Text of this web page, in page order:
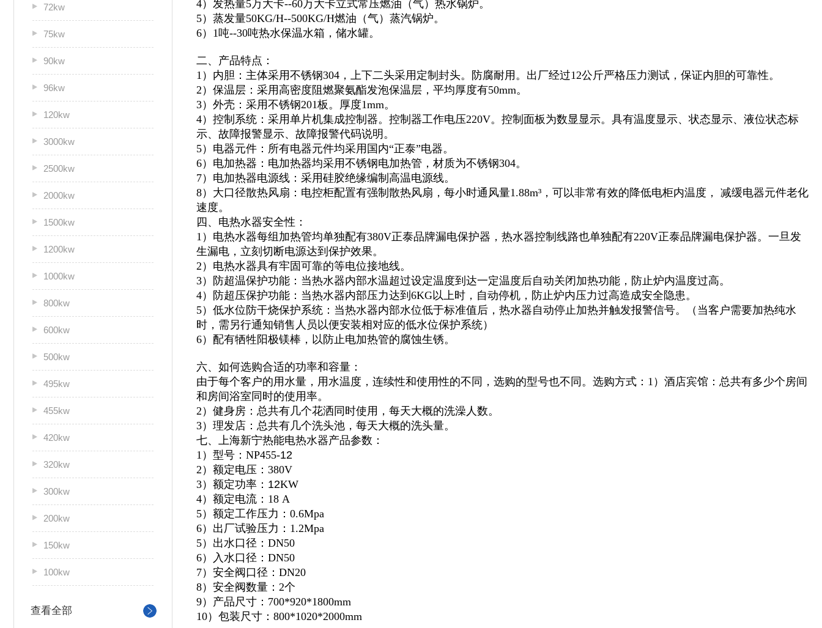
72kw
75kw
90kw
96kw
120kw
3000kw
2500kw
2000kw
1500kw
1200kw
1000kw
800kw
600kw
500kw
495kw
455kw
420kw
320kw
300kw
200kw
150kw
100kw
查看全部
4）发热量5万大卡--60万大卡立式常压燃油（气）热水锅炉。
5）蒸发量50KG/H--500KG/H燃油（气）蒸汽锅炉。
6）1吨--30吨热水保温水箱，储水罐。
二、产品特点：
1）内胆：主体采用不锈钢304，上下二头采用定制封头。防腐耐用。出厂经过12公斤严格压力测试，保证内胆的可靠性。
2）保温层：采用高密度阻燃聚氨酯发泡保温层，平均厚度有50mm。
3）外壳：采用不锈钢201板。厚度1mm。
4）控制系统：采用单片机集成控制器。控制器工作电压220V。控制面板为数显显示。具有温度显示、状态显示、液位状态标
示、故障报警显示、故障报警代码说明。
5）电器元件：所有电器元件均采用国内“正泰”电器。
6）电加热器：电加热器均采用不锈钢电加热管，材质为不锈钢304。
7）电加热器电源线：采用硅胶绝缘编制高温电源线。
8）大口径散热风扇：电控柜配置有强制散热风扇，每小时通风量1.88m³，可以非常有效的降低电柜内温度， 减缓电器元件老化
速度。
四、电热水器安全性：
1）电热水器每组加热管均单独配有380V正泰品牌漏电保护器，热水器控制线路也单独配有220V正泰品牌漏电保护器。一旦发
生漏电，立刻切断电源达到保护效果。
2）电热水器具有牢固可靠的等电位接地线。
3）防超温保护功能：当热水器内部水温超过设定温度到达一定温度后自动关闭加热功能，防止炉内温度过高。
4）防超压保护功能：当热水器内部压力达到6KG以上时，自动停机，防止炉内压力过高造成安全隐患。
5）低水位防干烧保护系统：当热水器内部水位低于标准值后，热水器自动停止加热并触发报警信号。（当客户需要加热纯水
时，需另行通知销售人员以便安装相对应的低水位保护系统）
6）配有牺牲阳极镁棒，以防止电加热管的腐蚀生锈。
六、如何选购合适的功率和容量：
由于每个客户的用水量，用水温度，连续性和使用性的不同，选购的型号也不同。选购方式：1）酒店宾馆：总共有多少个房间
和房间浴室同时的使用率。
2）健身房：总共有几个花洒同时使用，每天大概的洗澡人数。
3）理发店：总共有几个洗头池，每天大概的洗头量。
七、上海新宁热能电热水器产品参数：
1）型号：NP455-12
2）额定电压：380V
3）额定功率： 12KW
4）额定电流：18 A
5）额定工作压力：0.6Mpa
6）出厂试验压力：1.2Mpa
5）出水口径：DN50
6）入水口径：DN50
7）安全阀口径：DN20
8）安全阀数量：2个
9）产品尺寸：700*920*1800mm
10）包装尺寸：800*1020*2000mm